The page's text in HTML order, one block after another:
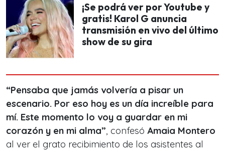
¡Se podrá ver por Youtube y
gratis! Karol G anuncia
transmisión en vivo del último
show de su gira
“Pensaba que jamás volvería a pisar un
escenario. Por eso hoy es un día increíble para
mí. Este momento lo voy a guardar en mi
corazón y en mi alma”, confesó Amaia Montero
al ver el grato recibimiento de los asistentes al